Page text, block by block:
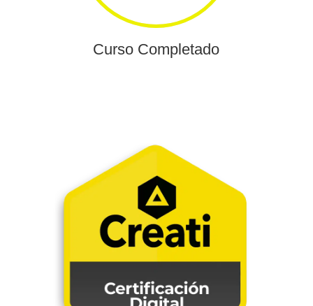
Curso Completado